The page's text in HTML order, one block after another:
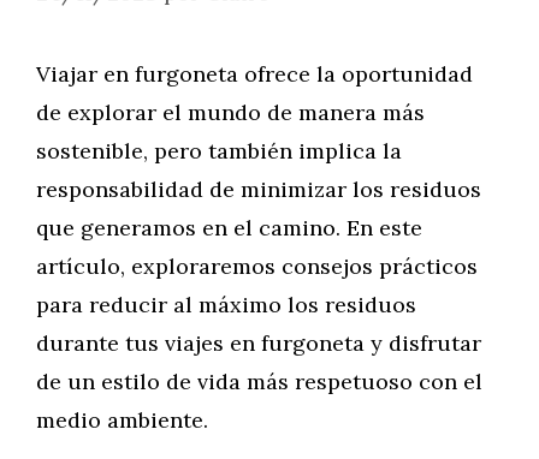
Viajar en furgoneta ofrece la oportunidad
de explorar el mundo de manera más
sostenible, pero también implica la
responsabilidad de minimizar los residuos
que generamos en el camino. En este
artículo, exploraremos consejos prácticos
para reducir al máximo los residuos
durante tus viajes en furgoneta y disfrutar
de un estilo de vida más respetuoso con el
medio ambiente.